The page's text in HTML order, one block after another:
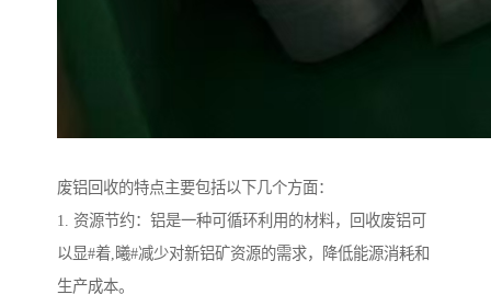
废铝回收的特点主要包括以下几个方面：
1. 资源节约：铝是一种可循环利用的材料，回收废铝可
以显#着,曦#减少对新铝矿资源的需求，降低能源消耗和
生产成本。